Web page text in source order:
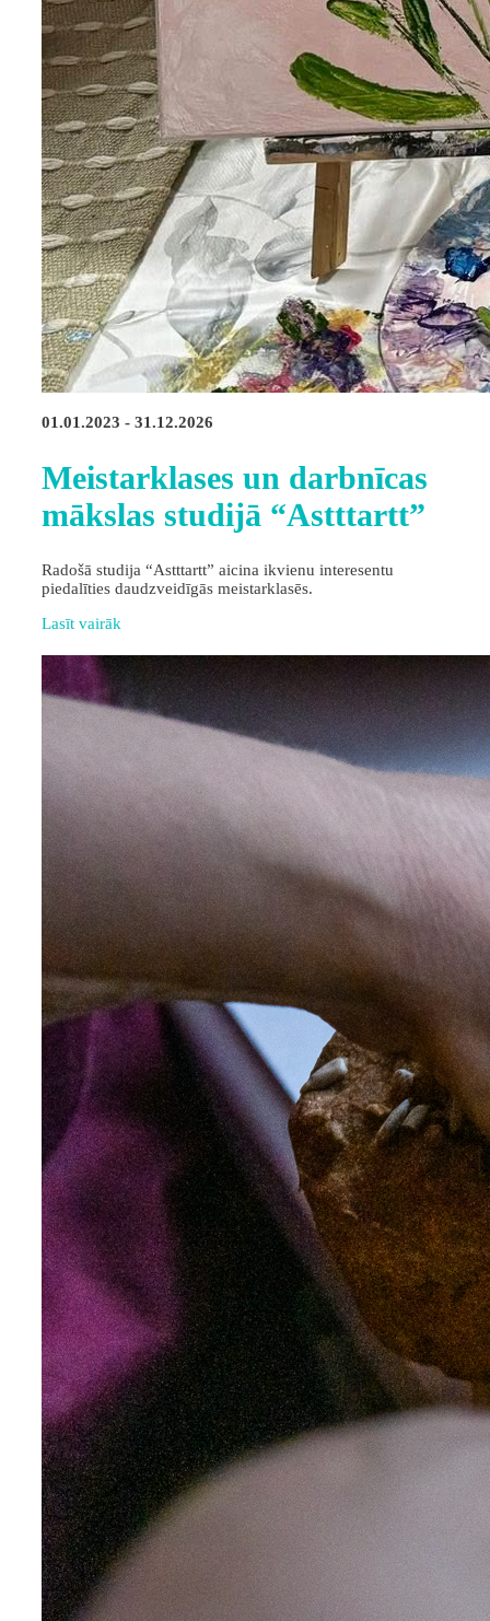
01.01.2023 - 31.12.2026
Meistarklases un darbnīcas
mākslas studijā “Astttartt”
Radošā studija “Astttartt” aicina ikvienu interesentu
piedalīties daudzveidīgās meistarklasēs.
Lasīt vairāk